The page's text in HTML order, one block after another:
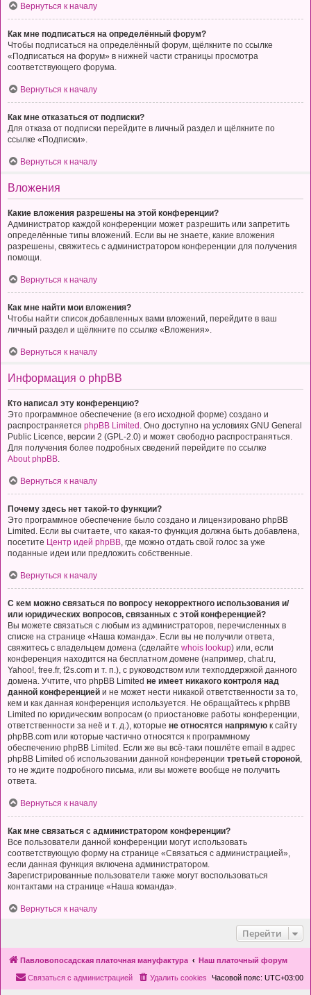
Вернуться к началу
Как мне подписаться на определённый форум?
Чтобы подписаться на определённый форум, щёлкните по ссылке
«Подписаться на форум» в нижней части страницы просмотра
соответствующего форума.
Вернуться к началу
Как мне отказаться от подписки?
Для отказа от подписки перейдите в личный раздел и щёлкните по
ссылке «Подписки».
Вернуться к началу
Вложения
Какие вложения разрешены на этой конференции?
Администратор каждой конференции может разрешить или запретить
определённые типы вложений. Если вы не знаете, какие вложения
разрешены, свяжитесь с администратором конференции для получения
помощи.
Вернуться к началу
Как мне найти мои вложения?
Чтобы найти список добавленных вами вложений, перейдите в ваш
личный раздел и щёлкните по ссылке «Вложения».
Вернуться к началу
Информация о phpBB
Кто написал эту конференцию?
Это программное обеспечение (в его исходной форме) создано и
распространяется phpBB Limited . Оно доступно на условиях GNU General
Public Licence, версии 2 (GPL-2.0) и может свободно распространяться.
Для получения более подробных сведений перейдите по ссылке
About phpBB
Вернуться к началу
Почему здесь нет такой-то функции?
Это программное обеспечение было создано и лицензировано phpBB
Limited. Если вы считаете, что какая-то функция должна быть добавлена,
посетите Центр идей phpBB , где можно отдать свой голос за уже
поданные идеи или предложить собственные.
Вернуться к началу
С кем можно связаться по вопросу некорректного использования и/
или юридических вопросов, связанных с этой конференцией?
Вы можете связаться с любым из администраторов, перечисленных в
списке на странице «Наша команда». Если вы не получили ответа,
свяжитесь с владельцем домена (сделайте whois lookup) или, если
конференция находится на бесплатном домене (например, chat.ru,
Yahoo!, free.fr, f2s.com и т. п.), с руководством или техподдержкой данного
домена. Учтите, что phpBB Limited не имеет никакого контроля над
данной конференцией и не может нести никакой ответственности за то,
кем и как данная конференция используется. Не обращайтесь к phpBB
Limited по юридическим вопросам (о приостановке работы конференции,
ответственности за неё и т. д.), которые не относятся напрямую к сайту
phpBB.com или которые частично относятся к программному
обеспечению phpBB Limited. Если же вы всё-таки пошлёте email в адрес
phpBB Limited об использовании данной конференции третьей стороной
то не ждите подробного письма, или вы можете вообще не получить
ответа.
Вернуться к началу
Как мне связаться с администратором конференции?
Все пользователи данной конференции могут использовать
соответствующую форму на странице «Связаться с администрацией»,
если данная функция включена администратором.
Зарегистрированные пользователи также могут воспользоваться
контактами на странице «Наша команда».
Вернуться к началу
Перейти
Павловопосадская платочная мануфактура Наш платочный форум
Часовой пояс: UTC+03:00
Удалить cookies
Связаться с администрацией